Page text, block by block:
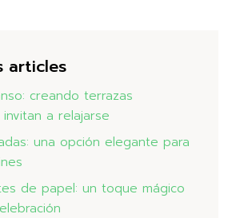
articles
creando terrazas
a relajarse
una opción elegante para
de papel: un toque mágico